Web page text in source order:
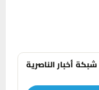
شبكة أخبار الناصرية